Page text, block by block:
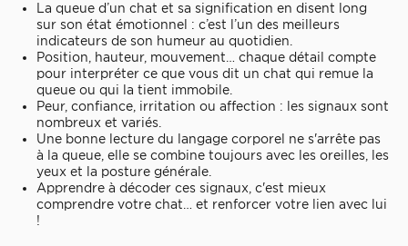
La queue d’un chat et sa signification en disent long
sur son état émotionnel : c’est l’un des meilleurs
indicateurs de son humeur au quotidien.
Position, hauteur, mouvement… chaque détail compte
pour interpréter ce que vous dit un chat qui remue la
queue ou qui la tient immobile.
Peur, confiance, irritation ou affection : les signaux sont
nombreux et variés.
Une bonne lecture du langage corporel ne s'arrête pas
à la queue, elle se combine toujours avec les oreilles, les
yeux et la posture générale.
Apprendre à décoder ces signaux, c'est mieux
comprendre votre chat… et renforcer votre lien avec lui
!